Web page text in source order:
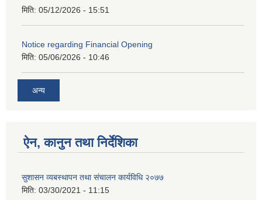
मिति: 05/12/2026 - 15:51
Notice regarding Financial Opening
मिति: 05/06/2026 - 10:46
अन्य
ऐन, कानुन तथा निर्देशिका
सुशासन व्यबस्थापन तथा संचालन कार्यविधि २०७७
मिति: 03/30/2021 - 11:15